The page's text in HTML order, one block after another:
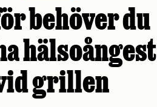
behöver du
hälsoångest
grillen